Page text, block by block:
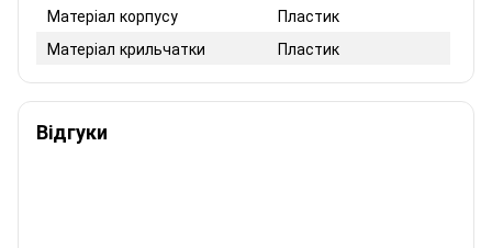
Матеріал корпусу
Пластик
Матеріал крильчатки
Пластик
Відгуки